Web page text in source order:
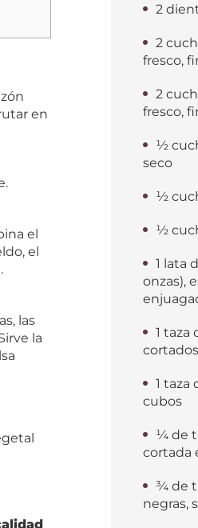
2
2
fresco,
2
fresco,
½
seco
½
½
1 lata
onzas),
1 taza
1 taza
cubos
¼ de
cortada
¾ de
negras,
en
el
el
las
la